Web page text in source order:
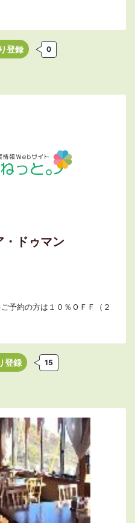
登録 0
ドゥマン
予約の方は１０％ＯＦＦ（２
登録 15